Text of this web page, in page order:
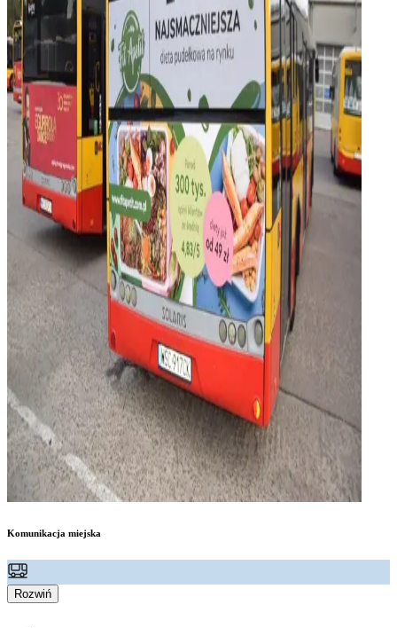
Komunikacja miejska
Rozwiń